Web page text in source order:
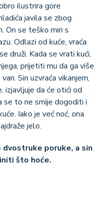
ilustrira gore
javila se zbog
On se teško miri s
Odlazi od kuće, vraća
druži. Kada se vrati kući,
prijetiti mu da ga više
Sin uzvraća vikanjem,
izjavljuje da će otići od
se to ne smije dogoditi i
Iako je već noć, ona
jelo.
dvostruke poruke, a sin
što hoće.